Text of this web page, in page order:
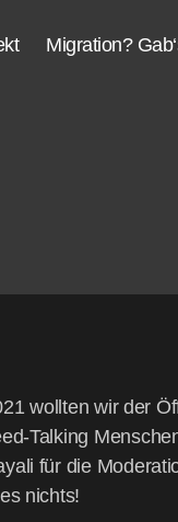
Migra­ti­on?
woll­ten wir der
Tal­king
für die
nichts!